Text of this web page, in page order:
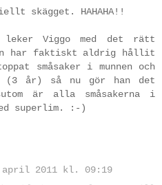
skägget. HAHAHA!!
leker Viggo med det rätt
har faktiskt aldrig hållit
småsaker i munnen och
år) så nu gör han det
är alla småsakerna i
superlim. :-)
april 2011 kl. 09:19